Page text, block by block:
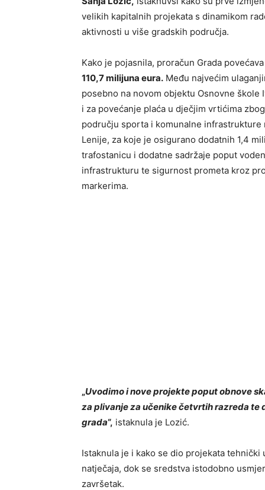
velikih kapitalnih projekata s dinamikom
aktivnosti u više gradskih područja.
Kako je pojasnila, proračun Grada
110,7 milijuna eura. Među najvećim
posebno na novom objektu Osnovne škole
i za povećanje plaća u dječjim vrtićima
području sporta i komunalne infrastrukture
Lenije, za koje je osigurano dodatnih 1,4
trafostanicu i dodatne sadržaje poput
infrastrukturu te sigurnost prometa kroz
markerima.
„Uvodimo i nove projekte poput obnove
za plivanje za učenike četvrtih razreda te
grada“, istaknula je Lozić.
Istaknula je i kako se dio projekata
natječaja, dok se sredstva istodobno
završetak.